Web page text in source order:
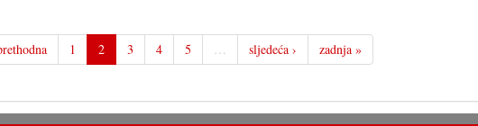
1 2 3 4 5 … sljedeća › zadnja »